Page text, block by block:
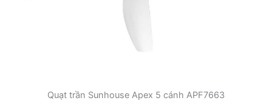
Quạt trần Sunhouse Apex 5 cánh APF7663